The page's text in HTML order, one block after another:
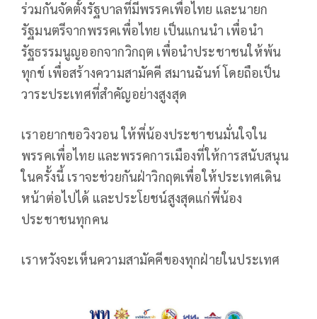
ร่วมกันจัดตั้งรัฐบาลที่มีพรรคเพื่อไทย และนายก
รัฐมนตรีจากพรรคเพื่อไทย เป็นแกนนำ เพื่อนำ
รัฐธรรมนูญออกจากวิกฤต เพื่อนำประชาชนให้พ้น
ทุกข์ เพื่อสร้างความสามัคคี สมานฉันท์ โดยถือเป็น
วาระประเทศที่สำคัญอย่างสูงสุด
เราอยากขอวิงวอน ให้พี่น้องประชาชนมั่นใจใน
พรรคเพื่อไทย และพรรคการเมืองที่ให้การสนับสนุน
ในครั้งนี้ เราจะช่วยกันฝ่าวิกฤตเพื่อให้ประเทศเดิน
หน้าต่อไปได้ และประโยชน์สูงสุดแก่พี่น้อง
ประชาชนทุกคน
เราหวังจะเห็นความสามัคคีของทุกฝ่ายในประเทศ